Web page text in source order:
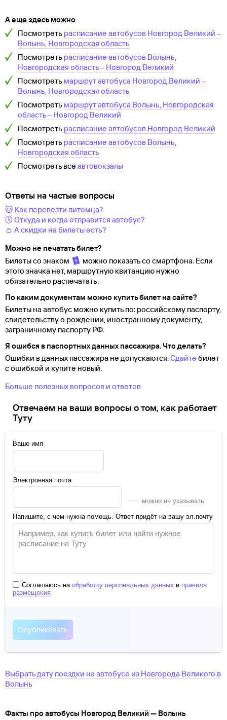
А еще здесь можно
Посмотреть расписание автобусов Новгород Великий –
Волынь, Новгородская область
Посмотреть расписание автобусов Волынь,
Новгородская область– Новгород Великий
Посмотреть маршрут автобуса Новгород Великий –
Волынь, Новгородская область
Посмотреть маршрут автобуса Волынь, Новгородская
область– Новгород Великий
Посмотреть расписание автобусов Новгород Великий
Посмотреть расписание автобусов Волынь,
Новгородская область
Посмотреть все автовокзалы
Ответы на частые вопросы
🐱 Как перевезти питомца?
🕔 Откуда и когда отправится автобус?
👛 А скидки на билеты есть?
Можно не печатать билет?
Билеты со знаком
можно показать со смартфона. Если
этого значка нет, маршрутную квитанцию нужно
обязательно распечатать.
По каким документам можно купить билет на сайте?
Билеты на автобус можно купить по: российскому паспорту,
свидетельству о рождении, иностранному документу,
заграничному паспорту РФ.
Я ошибся в паспортных данных пассажира. Что делать?
Ошибки в данных пассажира не допускаются.Сдайте билет
с ошибкой и купите новый.
Больше полезных вопросов и ответов
Отвечаем на ваши вопросы о том, как работает
Туту
Ваше имя
Электронная почта
можно не указывать
Напишите, с чем нужна помощь. Ответ придёт на вашу эл.почту
Соглашаюсь на обработку персональных данных и правила
размещения
Выбрать дату поездки на автобусе из Новгорода Великого в
Волынь
Факты про автобусы Новгород Великий — Волынь